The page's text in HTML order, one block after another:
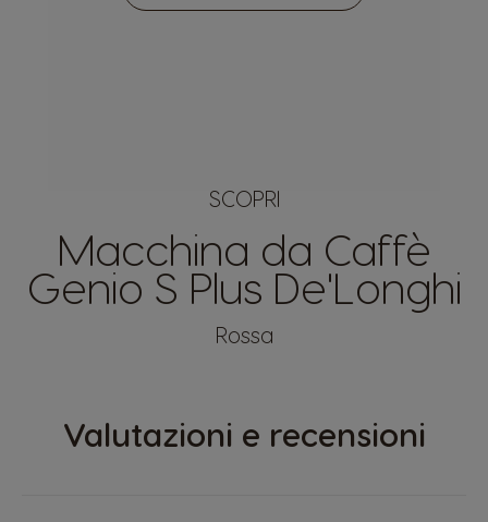
SCOPRI
Macchina da Caffè
Genio S Plus De'Longhi
Rossa
Valutazioni e recensioni